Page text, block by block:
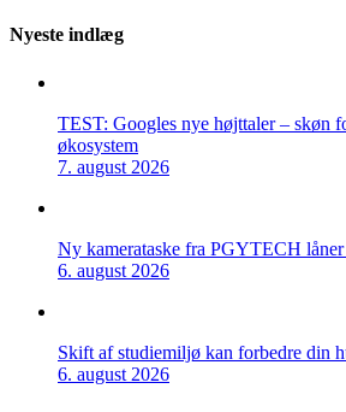
Nyeste indlæg
TEST: Googles nye højttaler – skøn
økosystem
7. august 2026
Ny kamerataske fra PGYTECH
6. august 2026
Skift af studiemiljø kan forbedre din
6. august 2026